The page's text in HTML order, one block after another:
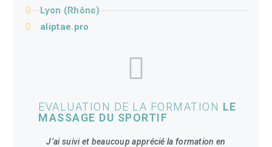
Lyon (Rhône)
aliptae.pro
EVALUATION DE LA FORMATION LE
MASSAGE DU SPORTIF
J’ai suivi et beaucoup apprécié la formation en